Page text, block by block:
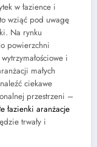
w łazience i
wziąć pod uwagę
Na rynku
powierzchni
i
małych
ciekawe
przestrzeni –
łazienki aranżacje
trwały i